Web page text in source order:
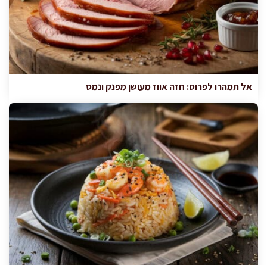
אל תמהרו לפרוס: חזה אווז מעושן מפנק ונמס